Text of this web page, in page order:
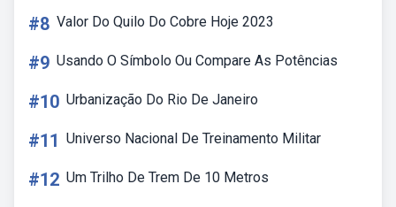
#8 Valor Do Quilo Do Cobre Hoje 2023
#9 Usando O Símbolo Ou Compare As Potências
#10 Urbanização Do Rio De Janeiro
#11 Universo Nacional De Treinamento Militar
#12 Um Trilho De Trem De 10 Metros